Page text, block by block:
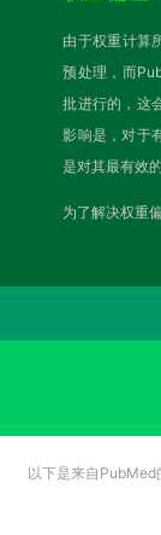
由于权重计算
预处理，而
批进行的，这
影响是，对于
是对其最有效
为了解决权重
以下是来自PubMed